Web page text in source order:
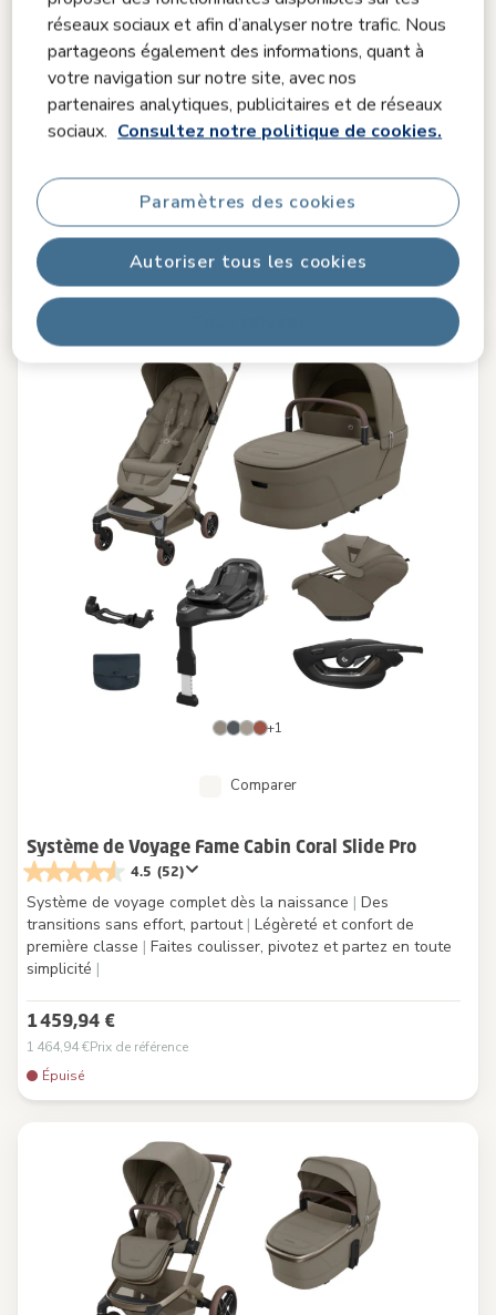
réseaux sociaux et afin d’analyser notre trafic. Nous
partageons également des informations, quant à
votre navigation sur notre site, avec nos
partenaires analytiques, publicitaires et de réseaux
sociaux. Consultez notre politique de cookies.
Autoriser tous les cookies
Paramètres des cookies
Comparer
Fame Coral Slide Pro Système de Voyage
4.5 (49)
Des déplacements premium dès le premier jour| Glissez et
confort dans chaque position|
2 139,92 €
2 144,92 €
Épuisé
+1
Comparer
Système de Voyage Fame Cabin Coral Slide Pro
4.5 (52)
Système de voyage complet dès la naissance | Des
transitions sans effort, partout | Légèreté et confort de
première classe | Faites coulisser, pivotez et partez en toute
simplicité |
1 459,94 €
1 464,94 €Prix de référence
Épuisé